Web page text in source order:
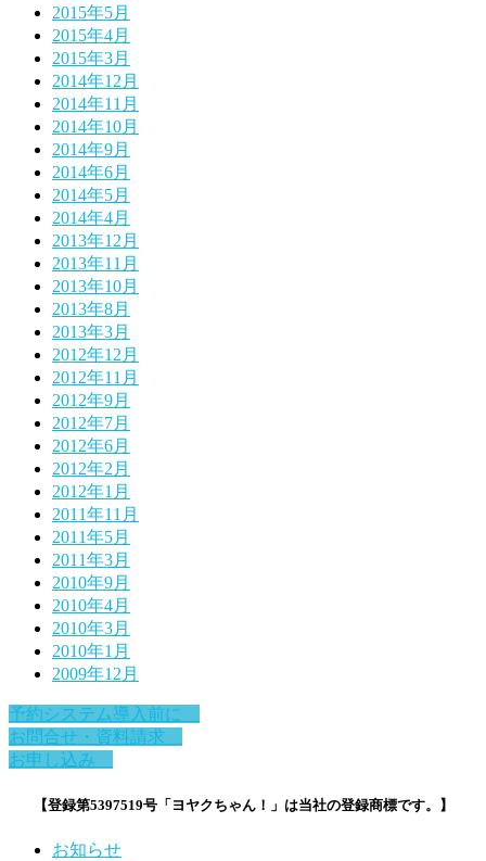
2015年5月
2015年4月
2015年3月
2014年12月
2014年11月
2014年10月
2014年9月
2014年6月
2014年5月
2014年4月
2013年12月
2013年11月
2013年10月
2013年8月
2013年3月
2012年12月
2012年11月
2012年9月
2012年7月
2012年6月
2012年2月
2012年1月
2011年11月
2011年5月
2011年3月
2010年9月
2010年4月
2010年3月
2010年1月
2009年12月
予約システム導入前に
お問合せ・資料請求
お申し込み
【登録第5397519号「ヨヤクちゃん！」は当社の登録商標です。】
お知らせ